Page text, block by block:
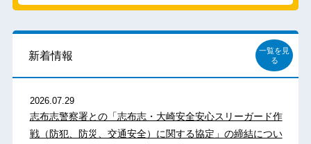
新着情報
一覧を見
る
2026.07.29
志布志警察署との「志布志・大崎安全安心スリーガード作
戦（防犯、防災、交通安全）に関する協定」の締結につい